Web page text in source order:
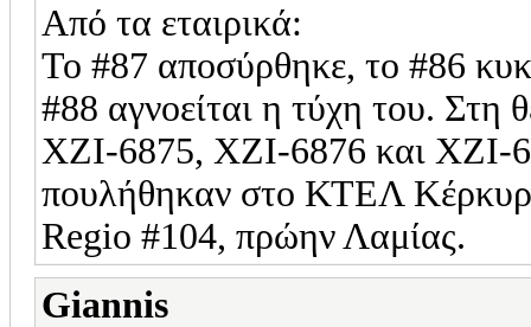
Από τα εταιρικά:
Το #87 αποσύρθηκε, το #86
#88 αγνοείται η τύχη του. Στη
ΧΖΙ-6875, ΧΖΙ-6876 και ΧΖΙ-
πουλήθηκαν στο ΚΤΕΛ
Regio #104, πρώην Λαμίας.
Giannis